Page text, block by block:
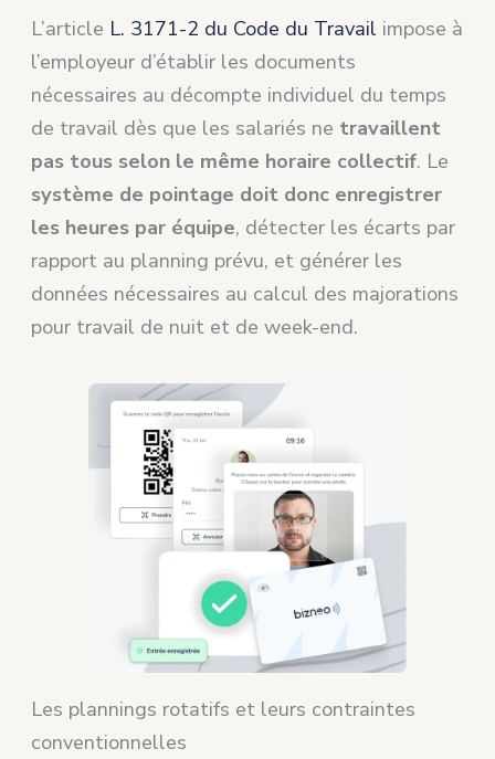
L’article L. 3171-2 du Code du Travail impose à
l’employeur d’établir les documents
nécessaires au décompte individuel du temps
de travail dès que les salariés ne travaillent
pas tous selon le même horaire collectif. Le
système de pointage doit donc enregistrer
les heures par équipe, détecter les écarts par
rapport au planning prévu, et générer les
données nécessaires au calcul des majorations
pour travail de nuit et de week-end.
Les plannings rotatifs et leurs contraintes
conventionnelles